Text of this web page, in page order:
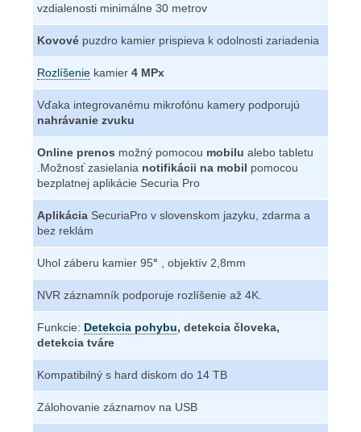
vzdialenosti minimálne 30 metrov
Kovové puzdro kamier prispieva k odolnosti zariadenia
Rozlíšenie kamier 4 MPx
Vďaka integrovanému mikrofónu kamery podporujú
nahrávanie zvuku
Online prenos možný pomocou mobilu alebo tabletu
.Možnosť zasielania notifikácii na mobil pomocou
bezplatnej aplikácie Securia Pro
Aplikácia SecuriaPro v slovenskom jazyku, zdarma a
bez reklám
Uhol záberu kamier 95° , objektív 2,8mm
NVR záznamník podporuje rozlíšenie až 4K.
Funkcie: Detekcia pohybu, detekcia človeka,
detekcia tváre
Kompatibilný s hard diskom do 14 TB
Zálohovanie záznamov na USB